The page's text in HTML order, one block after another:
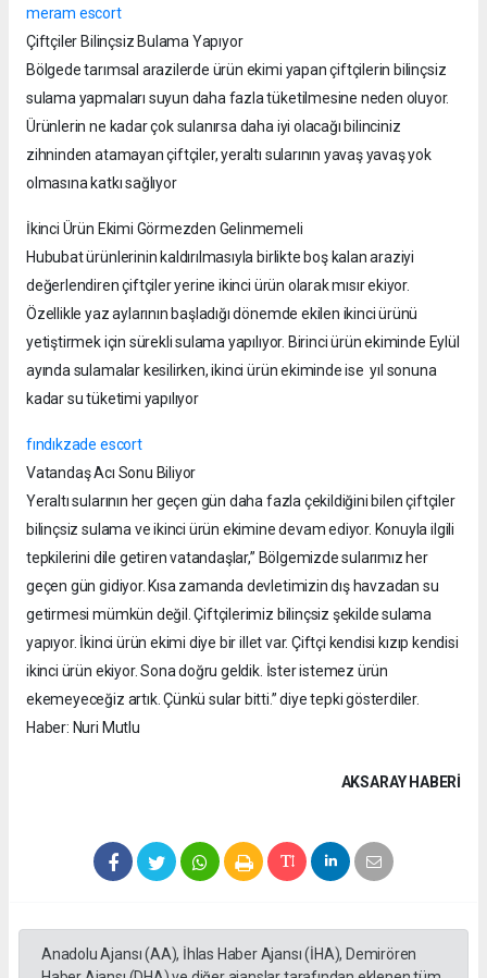
meram escort
Çiftçiler Bilinçsiz Bulama Yapıyor
Bölgede tarımsal arazilerde ürün ekimi yapan çiftçilerin bilinçsiz
sulama yapmaları suyun daha fazla tüketilmesine neden oluyor.
Ürünlerin ne kadar çok sulanırsa daha iyi olacağı bilinciniz
zihninden atamayan çiftçiler, yeraltı sularının yavaş yavaş yok
olmasına katkı sağlıyor
İkinci Ürün Ekimi Görmezden Gelinmemeli
Hububat ürünlerinin kaldırılmasıyla birlikte boş kalan araziyi
değerlendiren çiftçiler yerine ikinci ürün olarak mısır ekiyor.
Özellikle yaz aylarının başladığı dönemde ekilen ikinci ürünü
yetiştirmek için sürekli sulama yapılıyor. Birinci ürün ekiminde Eylül
ayında sulamalar kesilirken, ikinci ürün ekiminde ise yıl sonuna
kadar su tüketimi yapılıyor
fındıkzade escort
Vatandaş Acı Sonu Biliyor
Yeraltı sularının her geçen gün daha fazla çekildiğini bilen çiftçiler
bilinçsiz sulama ve ikinci ürün ekimine devam ediyor. Konuyla ilgili
tepkilerini dile getiren vatandaşlar,” Bölgemizde sularımız her
geçen gün gidiyor. Kısa zamanda devletimizin dış havzadan su
getirmesi mümkün değil. Çiftçilerimiz bilinçsiz şekilde sulama
yapıyor. İkinci ürün ekimi diye bir illet var. Çiftçi kendisi kızıp kendisi
ikinci ürün ekiyor. Sona doğru geldik. İster istemez ürün
ekemeyeceğiz artık. Çünkü sular bitti.” diye tepki gösterdiler.
Haber: Nuri Mutlu
AKSARAY HABERİ
Anadolu Ajansı (AA), İhlas Haber Ajansı (İHA), Demirören